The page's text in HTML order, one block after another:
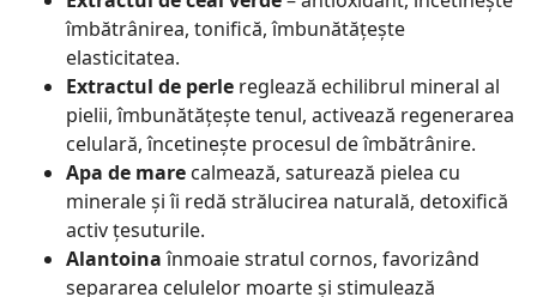
îmbătrânirea, tonifică, îmbunătățește
elasticitatea.
Extractul de perle reglează echilibrul mineral al
pielii, îmbunătățește tenul, activează regenerarea
celulară, încetinește procesul de îmbătrânire.
Apa de mare calmează, saturează pielea cu
minerale și îi redă strălucirea naturală, detoxifică
activ țesuturile.
Alantoinaînmoaie stratul cornos, favorizând
separarea celulelor moarte și stimulează